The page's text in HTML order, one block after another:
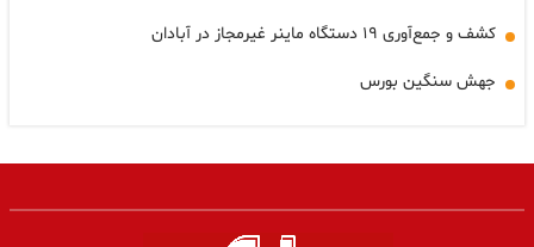
کشف و جمع‌آوری ۱۹ دستگاه ماینر غیرمجاز در آبادان
جهش سنگین بورس